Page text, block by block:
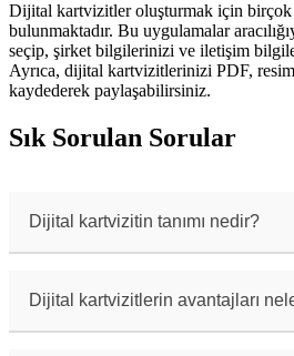
Dijital kartvizitler oluşturmak için birçok
bulunmaktadır. Bu uygulamalar
seçip, şirket bilgilerinizi ve iletişim
Ayrıca, dijital kartvizitlerinizi PDF,
kaydederek paylaşabilirsiniz.
Sık Sorulan Sorular
Dijital kartvizitin tanımı nedir?
İş adamları ve
kartvizitler sayesinde
düzenli bir şekilde
Dijital kartvizitlerin avantajları